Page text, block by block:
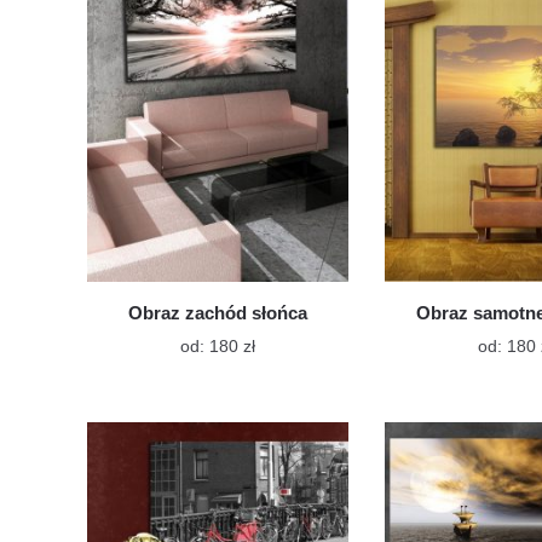
Opcje
można
wybrać
na
stronie
produktu
Obraz zachód słońca
od: 180 złTen
wiele
wariantów.
Opcje
można
wybrać
Obraz
od: 180